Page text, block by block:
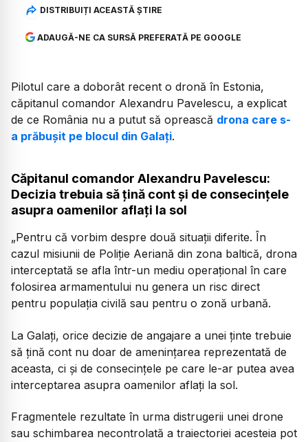
DISTRIBUIȚI ACEASTĂ ȘTIRE
ADAUGĂ-NE CA SURSĂ PREFERATĂ PE GOOGLE
Pilotul care a doborât recent o dronă în Estonia,
căpitanul comandor Alexandru Pavelescu, a explicat
de ce România nu a putut să oprească drona care s-
a prăbușit pe blocul din Galați.
Căpitanul comandor Alexandru Pavelescu:
Decizia trebuia să țină cont și de consecințele
asupra oamenilor aflați la sol
„Pentru că vorbim despre două situaţii diferite. În
cazul misiunii de Poliţie Aeriană din zona baltică, drona
interceptată se afla într-un mediu operaţional în care
folosirea armamentului nu genera un risc direct
pentru populaţia civilă sau pentru o zonă urbană.
La Galaţi, orice decizie de angajare a unei ţinte trebuie
să ţină cont nu doar de ameninţarea reprezentată de
aceasta, ci şi de consecinţele pe care le-ar putea avea
interceptarea asupra oamenilor aflaţi la sol.
Fragmentele rezultate în urma distrugerii unei drone
sau schimbarea necontrolată a traiectoriei acesteia pot